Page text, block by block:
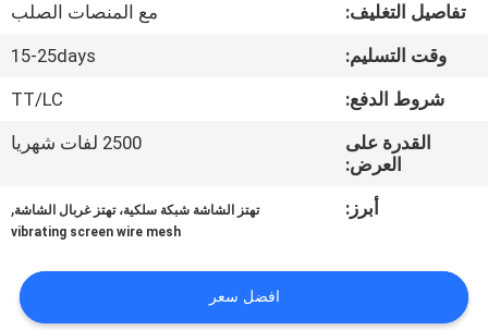
مراقبة
الجودة
اتصل
اقتباس
تفاصيل التغليف:
مع المنصات الصلب
وقت التسليم:
15-25days
شروط الدفع:
TT/LC
القدرة على
العرض:
2500 لفات شهريا
أبرز: تهتز الشاشة شبكة سلكية، تهتز غربال الشاشة,
vibrating screen wire mesh
افضل سعر